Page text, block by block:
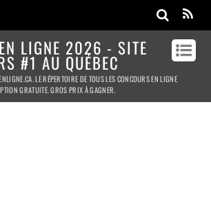
LIGNE 2026 - SITE
#1 AU QUÉBEC
LE RÉPERTOIRE DE TOUS LES CONCOURS EN LIGNE
GRATUITE. GROS PRIX À GAGNER.